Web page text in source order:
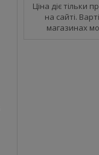
Ціна діє тільки
на сайті.
магазинах